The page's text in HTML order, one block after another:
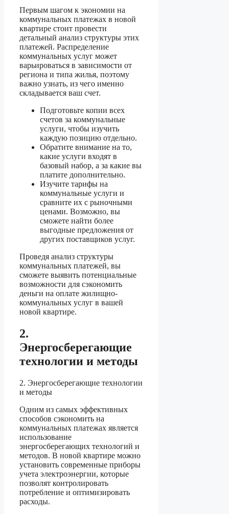
Первым шагом к экономии на
коммунальных платежах в новой
квартире стоит провести
детальный анализ структуры этих
платежей. Распределение
коммунальных услуг может
варьироваться в зависимости от
региона и типа жилья, поэтому
важно узнать, из чего именно
складывается ваш счет.
Подготовьте копии всех
счетов за коммунальные
услуги, чтобы изучить
каждую позицию отдельно.
Обратите внимание на то,
какие услуги входят в
базовый набор, а за какие вы
платите дополнительно.
Изучите тарифы на
коммунальные услуги и
сравните их с рыночными
ценами. Возможно, вы
сможете найти более
выгодные предложения от
других поставщиков услуг.
Проведя анализ структуры
коммунальных платежей, вы
сможете выявить потенциальные
возможности для сэкономить
деньги на оплате жилищно-
коммунальных услуг в вашей
новой квартире.
2.
Энергосберегающие
технологии и методы
2. Энергосберегающие технологии
и методы
Одним из самых эффективных
способов сэкономить на
коммунальных платежах является
использование
энергосберегающих технологий и
методов. В новой квартире можно
установить современные приборы
учета электроэнергии, которые
позволят контролировать
потребление и оптимизировать
расходы.